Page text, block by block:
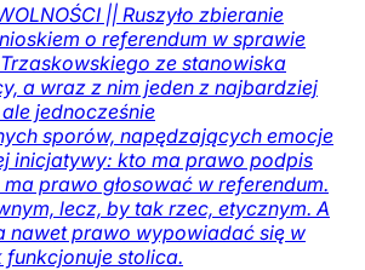
|| Ruszyło zbieranie
o referendum w sprawie
ze stanowiska
a wraz z nim jeden z najbardziej
jednocześnie
sporów, napędzających emocje
inicjatywy: kto ma prawo podpis
prawo głosować w referendum.
lecz, by tak rzec, etycznym. A
nawet prawo wypowiadać się w
stolica.